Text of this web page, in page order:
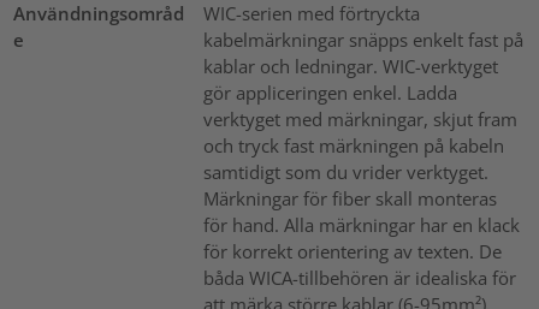
Användningsområd
e
WIC-serien med förtryckta
kabelmärkningar snäpps enkelt fast på
kablar och ledningar. WIC-verktyget
gör appliceringen enkel. Ladda
verktyget med märkningar, skjut fram
och tryck fast märkningen på kabeln
samtidigt som du vrider verktyget.
Märkningar för fiber skall monteras
för hand. Alla märkningar har en klack
för korrekt orientering av texten. De
båda WICA-tillbehören är idealiska för